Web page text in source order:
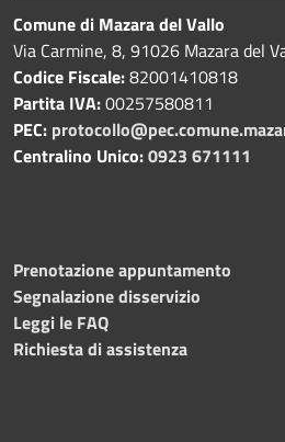
Comune di Mazara del Vallo
Via Carmine, 8, 91026 Mazara del
Codice Fiscale:82001410818
Partita IVA:00257580811
PEC:
Centralino Unico:0923 671111
Prenotazione appuntamento
Segnalazione disservizio
Leggi le FAQ
Richiesta di assistenza